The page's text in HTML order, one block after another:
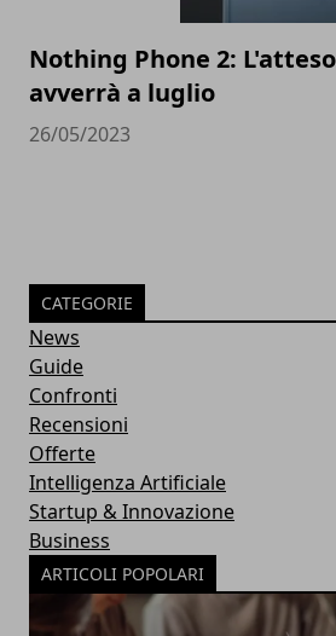
Nothing Phone 2:
avverrà a luglio
26/05/2023
CATEGORIE
News
Guide
Confronti
Recensioni
Offerte
Intelligenza Artificiale
Startup & Innovazione
Business
ARTICOLI POPOLARI